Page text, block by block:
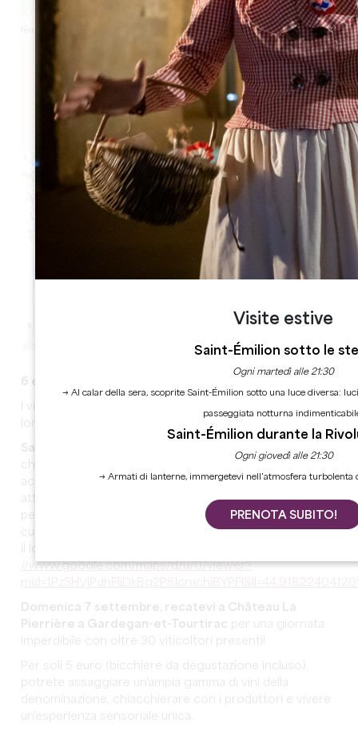
6 e 7 settembre 2025
loro porte per un fine settimana di festa e amicizia!
Sabato 6 settembre,
châteaux della denominazione: molte tenute vi
accoglieranno con visite, degustazioni e una serie di
attività durante tutta la giornata. È l'occasione perfetta
per incontrare viticoltori appassionati e immergersi nel
cuore del terroir di Castillon. Trovate le tenute aperte e
il loro programma qui: https:
//www.google.com/maps/d/u/0/viewer?
Domenica 7 settembre, recatevi a Château La
Pierrière a Gardegan-et-Tourtirac per una giornata
imperdibile con oltre 30 viticoltori presenti!
Per soli 5 euro (bicchiere da degustazione incluso),
potrete assaggiare un'ampia gamma di vini della
denominazione, chiacchierare con i produttori e vivere
un'esperienza sensoriale unica.
Leaflet
6 allées de la République
33350 Castillon la Bataille
Visite estive
Saint-Émilion sotto le
Ogni martedì alle 21:30
→ Al calar della sera, scoprite Saint-Émilion sotto una luce diversa:
passeggiata notturna
Saint-Émilion durante la
Ogni giovedì alle 21:30
→ Armati di lanterne, immergetevi nell’atmosfera turbolenta
PRENOTA SUBITO!